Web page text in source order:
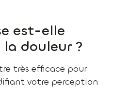
est-elle
douleur ?
très efficace pour
votre perception